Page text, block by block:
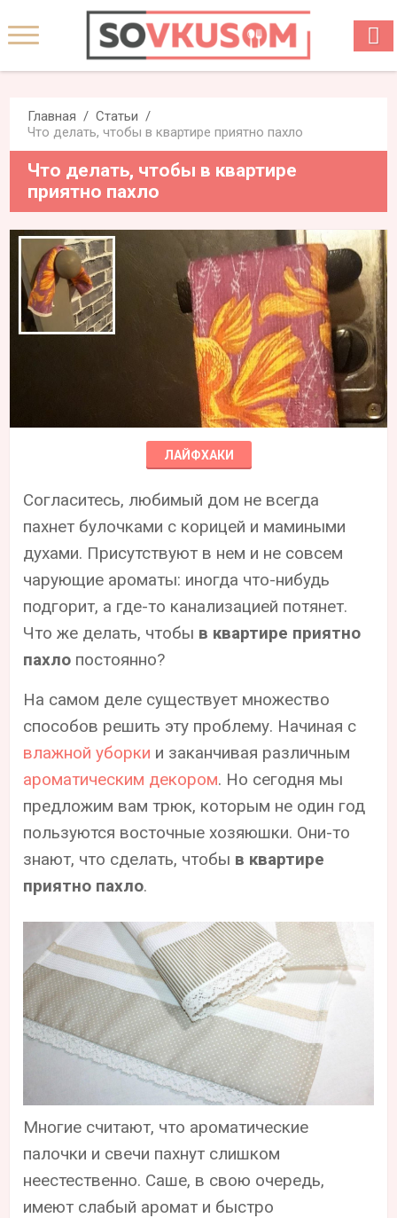
Главная
Статьи
Что делать, чтобы в квартире приятно пахло
Что делать, чтобы в квартире
приятно пахло
ЛАЙФХАКИ
Согласитесь, любимый дом не всегда
пахнет булочками с корицей и мамиными
духами. Присутствуют в нем и не совсем
чарующие ароматы: иногда что-нибудь
подгорит, а где-то канализацией потянет.
Что же делать, чтобы в квартире приятно
пахло постоянно?
На самом деле существует множество
способов решить эту проблему. Начиная с
влажной уборки и заканчивая различным
ароматическим декором. Но сегодня мы
предложим вам трюк, которым не один год
пользуются восточные хозяюшки. Они-то
знают, что сделать, чтобы в квартире
приятно пахло.
Многие считают, что ароматические
палочки и свечи пахнут слишком
неестественно. Саше, в свою очередь,
имеют слабый аромат и быстро